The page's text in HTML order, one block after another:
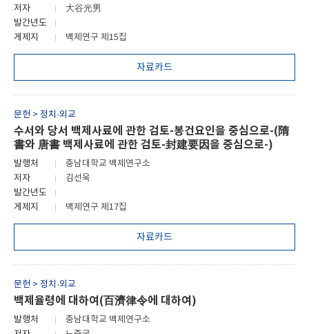
저자
大谷光男
발간년도
게제지
백제연구 제15집
자료카드
문헌 > 정치·외교
수서와 당서 백제사료에 관한 검토-봉건요인을 중심으로-(隋
書와 唐書 백제사료에 관한 검토-封建要因을 중심으로-)
발행처
충남대학교 백제연구소
저자
김선욱
발간년도
게제지
백제연구 제17집
자료카드
문헌 > 정치·외교
백제율령에 대하여(百濟律令에 대하여)
발행처
충남대학교 백제연구소